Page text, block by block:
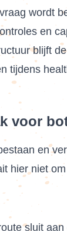
wordt
en
blijft
tijdens
voor
en
hier niet
sluit